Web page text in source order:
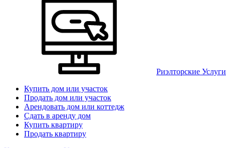
Риэлторские Услуги
Купить дом или участок
Продать дом или участок
Арендовать дом или коттедж
Сдать в аренду дом
Купить квартиру
Продать квартиру